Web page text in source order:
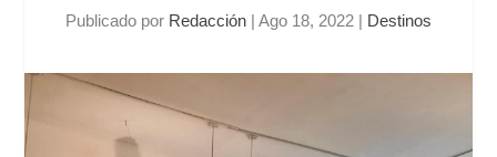
Publicado por Redacción | Ago 18, 2022 | Destinos